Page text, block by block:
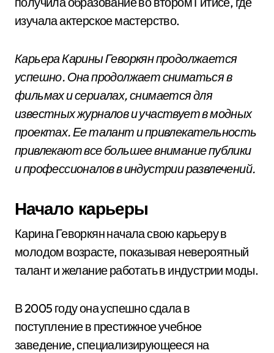
изучала актерское мастерство.
Карьера Карины Геворкян продолжается
успешно. Она продолжает сниматься в
фильмах и сериалах, снимается для
известных журналов и участвует в модных
проектах. Ее талант и привлекательность
привлекают все большее внимание публики
и профессионалов в индустрии развлечений.
Начало карьеры
Карина Геворкян начала свою карьеру в
молодом возрасте, показывая невероятный
талант и желание работать в индустрии моды.
В 2005 году она успешно сдала в
поступление в престижное учебное
заведение, специализирующееся на